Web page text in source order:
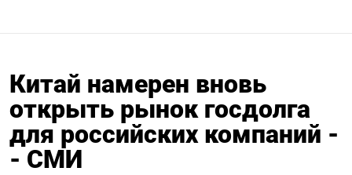
Китай намерен вновь
открыть рынок госдолга
для российских компаний -
- СМИ